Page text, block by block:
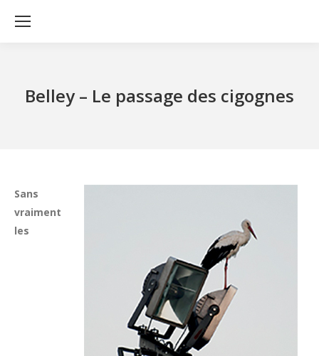
Belley – Le passage des cigognes
Sans
vraiment
les